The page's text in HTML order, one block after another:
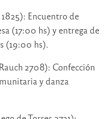
Encuentro de
(17:00 hs) y entrega de
(19:00 hs).
2708): Confección
y danza